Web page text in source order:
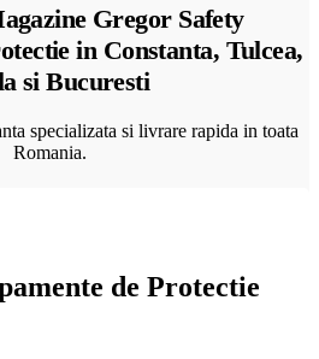
Gregor Safety
in Constanta, Tulcea,
si Bucuresti
specializata si livrare rapida in toata
Romania.
de Protectie